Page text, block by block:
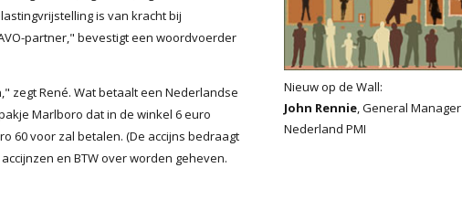
is van kracht bij
partner," bevestigt een woordvoerder
zegt René. Wat betaalt een Nederlandse
Marlboro dat in de winkel 6 euro
60 voor zal betalen. (De accijns bedraagt
en BTW over worden geheven.
Nieuw op de Wall:
John Rennie, General Manager
Nederland PMI